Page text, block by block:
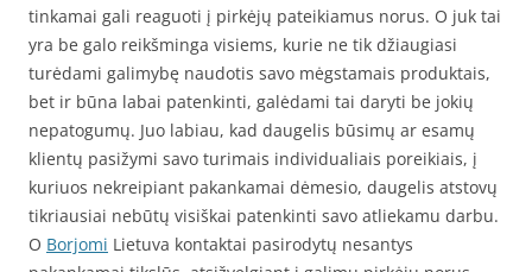
tinkamai gali reaguoti į pirkėjų pateikiamus norus. O juk tai
yra be galo reikšminga visiems, kurie ne tik džiaugiasi
turėdami galimybę naudotis savo mėgstamais produktais,
bet ir būna labai patenkinti, galėdami tai daryti be jokių
nepatogumų. Juo labiau, kad daugelis būsimų ar esamų
klientų pasižymi savo turimais individualiais poreikiais, į
kuriuos nekreipiant pakankamai dėmesio, daugelis atstovų
tikriausiai nebūtų visiškai patenkinti savo atliekamu darbu.
O Borjomi Lietuva kontaktai pasirodytų nesantys